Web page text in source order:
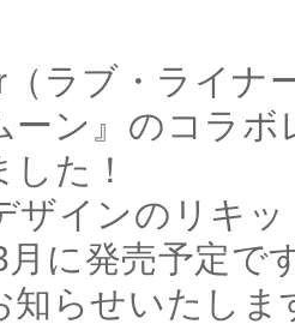
（ラブ・ライナ
ーン』のコラボ
た！
ザインのリキ
に発売予定で
知らせいたし